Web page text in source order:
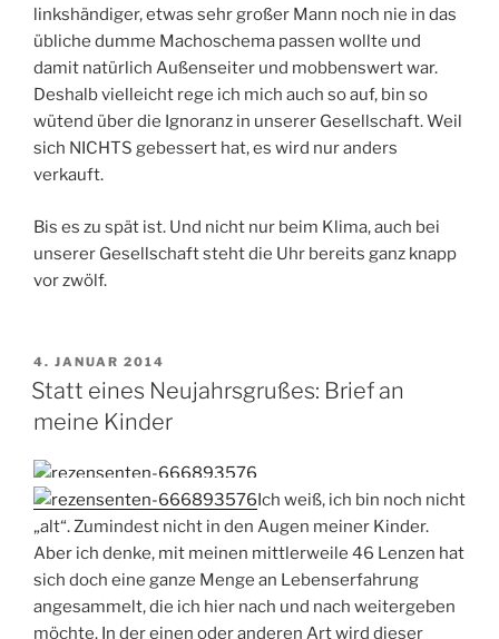
linkshändiger, etwas sehr großer Mann noch nie in das
übliche dumme Machoschema passen wollte und
damit natürlich Außenseiter und mobbenswert war.
Deshalb vielleicht rege ich mich auch so auf, bin so
wütend über die Ignoranz in unserer Gesellschaft. Weil
sich NICHTS gebessert hat, es wird nur anders
verkauft.
Bis es zu spät ist. Und nicht nur beim Klima, auch bei
unserer Gesellschaft steht die Uhr bereits ganz knapp
vor zwölf.
VERÖFFENTLICHT
AM
4. JANUAR 2014
Statt eines Neujahrsgrußes: Brief an
meine Kinder
Ich weiß, ich bin noch nicht
„alt“. Zumindest nicht in den Augen meiner Kinder.
Aber ich denke, mit meinen mittlerweile 46 Lenzen hat
sich doch eine ganze Menge an Lebenserfahrung
angesammelt, die ich hier nach und nach weitergeben
möchte. In der einen oder anderen Art wird dieser